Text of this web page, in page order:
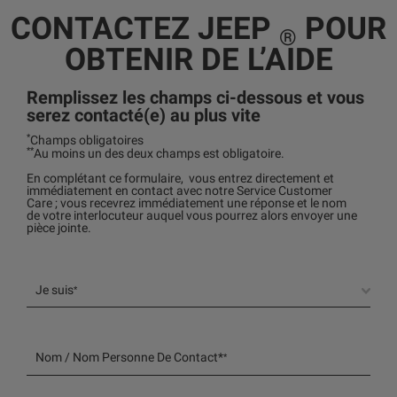
CONTACTEZ JEEP ® POUR
OBTENIR DE L’AIDE
Remplissez les champs ci-dessous et vous
serez contacté(e) au plus vite
*Champs obligatoires
**Au moins un des deux champs est obligatoire.
En complétant ce formulaire, vous entrez directement et
immédiatement en contact avec notre Service Customer
Care ; vous recevrez immédiatement une réponse et le nom
de votre interlocuteur auquel vous pourrez alors envoyer une
pièce jointe.
Je suis*
Nom / Nom Personne De Contact**